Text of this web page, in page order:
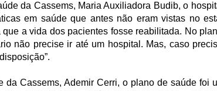
da Cassems, Maria Auxiliadora Budib, o
em saúde que antes não eram vistas no
a vida dos pacientes fosse reabilitada. No
não precise ir até um hospital. Mas, caso
da Cassems, Ademir Cerri, o plano de saúde foi